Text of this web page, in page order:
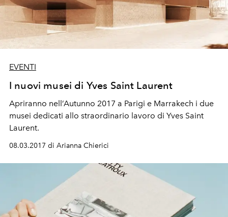
EVENTI
I nuovi musei di Yves Saint Laurent
Apriranno nell’Autunno 2017 a Parigi e Marrakech i due
musei dedicati allo straordinario lavoro di Yves Saint
Laurent.
08.03.2017 di Arianna Chierici